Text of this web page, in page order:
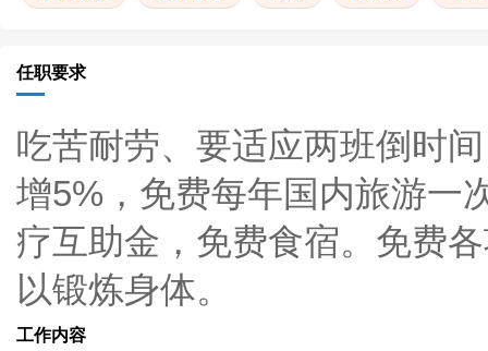
任职要求
吃苦耐劳、要适应两班倒时
增5%，免费每年国内旅游一
疗互助金，免费食宿。免费
以锻炼身体。
工作内容